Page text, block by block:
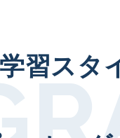
習スタ